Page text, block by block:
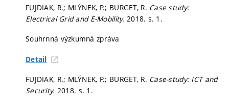
FUJDIAK, R.; MLÝNEK, P.; BURGET, R. Case study:
Electrical Grid and E-Mobility. 2018. s. 1.
Souhrnná výzkumná zpráva
Detail
FUJDIAK, R.; MLÝNEK, P.; BURGET, R. Case-study: ICT and
Security. 2018. s. 1.